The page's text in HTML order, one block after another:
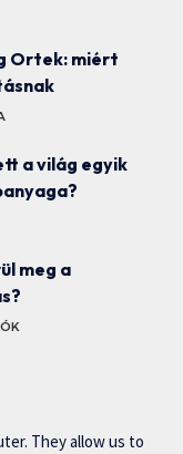
Ortek: miért
a világ egyik
meg a
They allow us to